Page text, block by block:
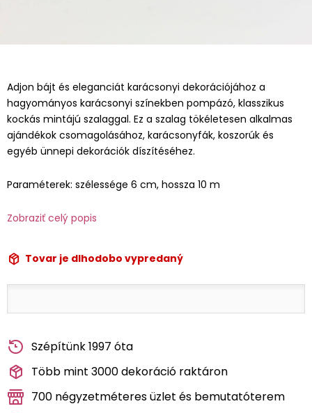
Adjon bájt és eleganciát karácsonyi dekorációjához a
hagyományos karácsonyi színekben pompázó, klasszikus
kockás mintájú szalaggal. Ez a szalag tökéletesen alkalmas
ajándékok csomagolásához, karácsonyfák, koszorúk és
egyéb ünnepi dekorációk díszítéséhez.
Paraméterek: szélessége 6 cm, hossza 10 m
Zobraziť celý popis
Tovar je dlhodobo vypredaný
Szépítünk 1997 óta
Több mint 3000 dekoráció raktáron
700 négyzetméteres üzlet és bemutatóterem